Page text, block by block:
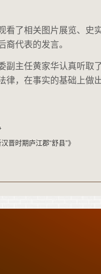
了相关图片展览、史实
裔代表的发言。
主任黄家华认真听取了
律，在事实的基础上做
晋时期庐江郡“舒县”》